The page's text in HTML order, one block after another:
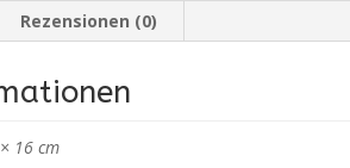
Rezensionen (0)
16 cm